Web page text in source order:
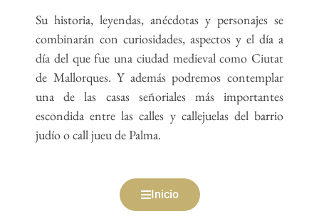
Su historia, leyendas, anécdotas y personajes se
combinarán con curiosidades, aspectos y el día a
día del que fue una ciudad medieval como Ciutat
de Mallorques. Y además podremos contemplar
una de las casas señoriales más importantes
escondida entre las calles y callejuelas del barrio
judío o call jueu de Palma.
Inicio